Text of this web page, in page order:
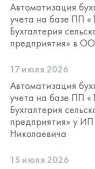
Автоматизация
учета на базе ПП
Бухгалтерия
предприятия» в
17 июля 2026
Автоматизация
учета на базе ПП
Бухгалтерия
предприятия» у
Николаевича
15 июля 2026